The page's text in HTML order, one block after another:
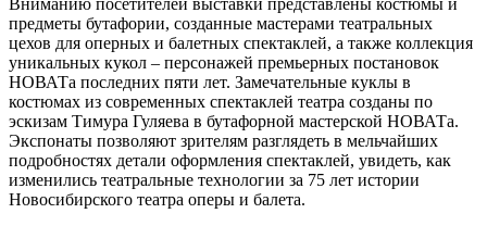
Вниманию посетителей выставки представлены костюмы и
предметы бутафории, созданные мастерами театральных
цехов для оперных и балетных спектаклей, а также коллекция
уникальных кукол – персонажей премьерных постановок
НОВАТа последних пяти лет. Замечательные куклы в
костюмах из современных спектаклей театра созданы по
эскизам Тимура Гуляева в бутафорной мастерской НОВАТа.
Экспонаты позволяют зрителям разглядеть в мельчайших
подробностях детали оформления спектаклей, увидеть, как
изменились театральные технологии за 75 лет истории
Новосибирского театра оперы и балета.